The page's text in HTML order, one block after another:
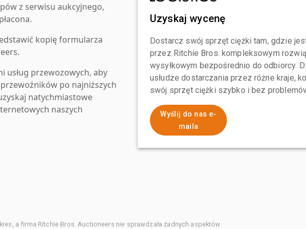
z serwisu aukcyjnego,
kopię formularza
usług przewozowych, aby
po najniższych
natychmiastowe
naszych
Uzyskaj wycenę
Dostarcz swój sprzęt ciężki tam, gdzie
przez Ritchie Bros. kompleksowym
wysyłkowym bezpośrednio do odbiorcy.
usłudze dostarczania przez różne kraje,
swój sprzęt ciężki szybko i bez
Wyślij do nas e-
maila
a firma Ritchie Bros. Auctioneers nie sprawdzała żadnych aspektów